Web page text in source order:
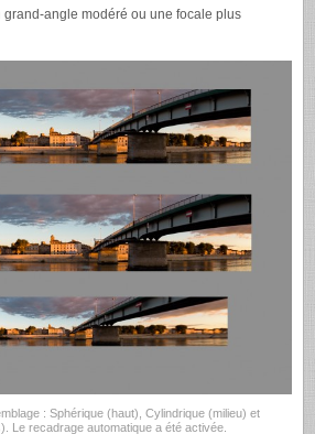
angle modéré ou une focale plus
: Sphérique (haut), Cylindrique (milieu) et
Le recadrage automatique a été activée.